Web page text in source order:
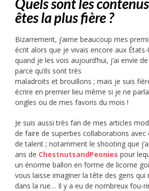
Quels sont les
êtes la plus fière ?
Bizarrement, j’aime beaucoup mes
écrit alors que je vivais encore aux États-
quand je les vois aujourd’hui, j’ai envie
parce qu’ils sont très
maladroits et brouillons ; mais je suis
écrire en premier lieu même si je ne
ongles ou de mes favoris du mois !
Je suis aussi très fan de mes articles
de faire de superbes collaborations
de talent ; notamment le shooting que
ans de ChestnutsandPeonies pour
un énorme ballon en forme de licorne
vous laisse imaginer la tête des gens qui
dans la rue… Il y a eu de nombreux fou-